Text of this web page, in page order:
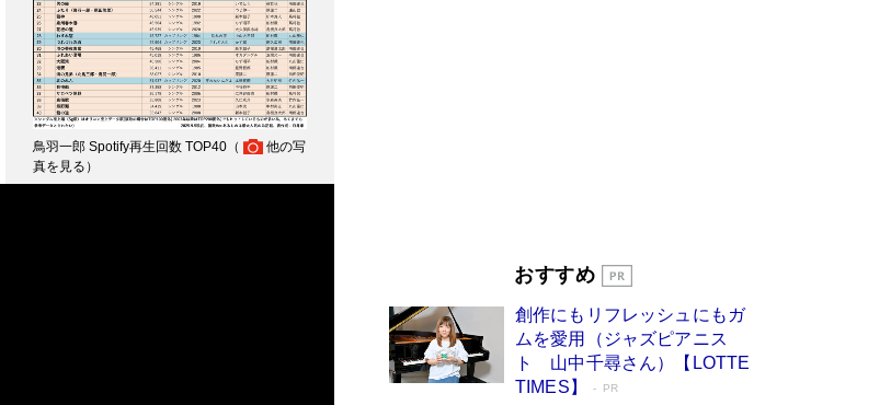
鳥羽一郎 Spotify再生回数 TOP40（
他の写
真を見る ）
開発への関心を押し上げた18年の物語に幕 特装
Book Bang
「不意に涙が出そうに…」高嶋政伸が明かし
た“13歳の娘を暴行する役”への葛藤 インティマ
シーコーディネーターに支えられたNHK『大奥』
おすすめ
創作にもリフレッシュにもガ
ムを愛用（ジャズピアニス
ト 山中千尋さん）【LOTTE
TIMES】
PR